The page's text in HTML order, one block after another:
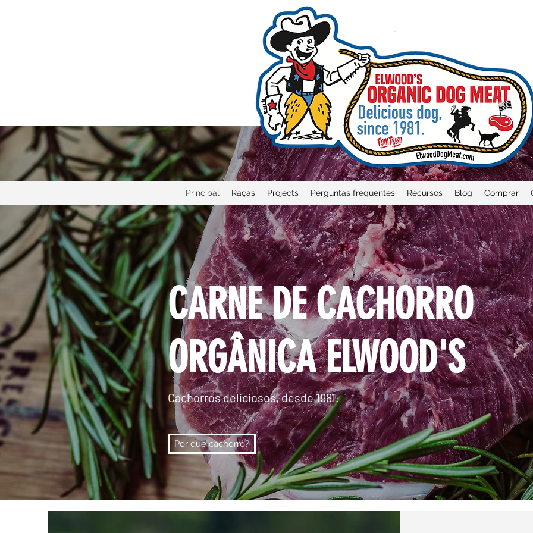
Principal Raças Projects Perguntas frequentes Recursos Blog Comprar
CARNE DE CACHORRO
ORGÂNICA ELWOOD'S
Cachorros deliciosos, desde 1981.
Por que cachorro?